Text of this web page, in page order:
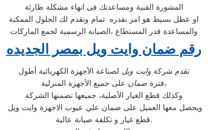
المشورة القنية ومساعدتك فى انهاء مشكلة طارئة
او عطل بسيط هو امر نقدره تمام ونقدم لك الحلول الممكنة
والمساعدة قدر المستطاع ،الصيانة الرسمية لجمع الماركات
رقم ضمان وايت ويل بمصر الجديده
تقدم شركة وايت ويل لصناعة الأجهزة الكهربائية أطول
فترةضمان
على جميع الأجهزة المنزلية،
وكذلك قطع الغيار الأصلية، جميعها تضمنها الشركة
ويحصل معها العميل على ضمان علي عيوب الاجهزة وايت ويل
قطع غيار و تكلفة صيانة عالية.